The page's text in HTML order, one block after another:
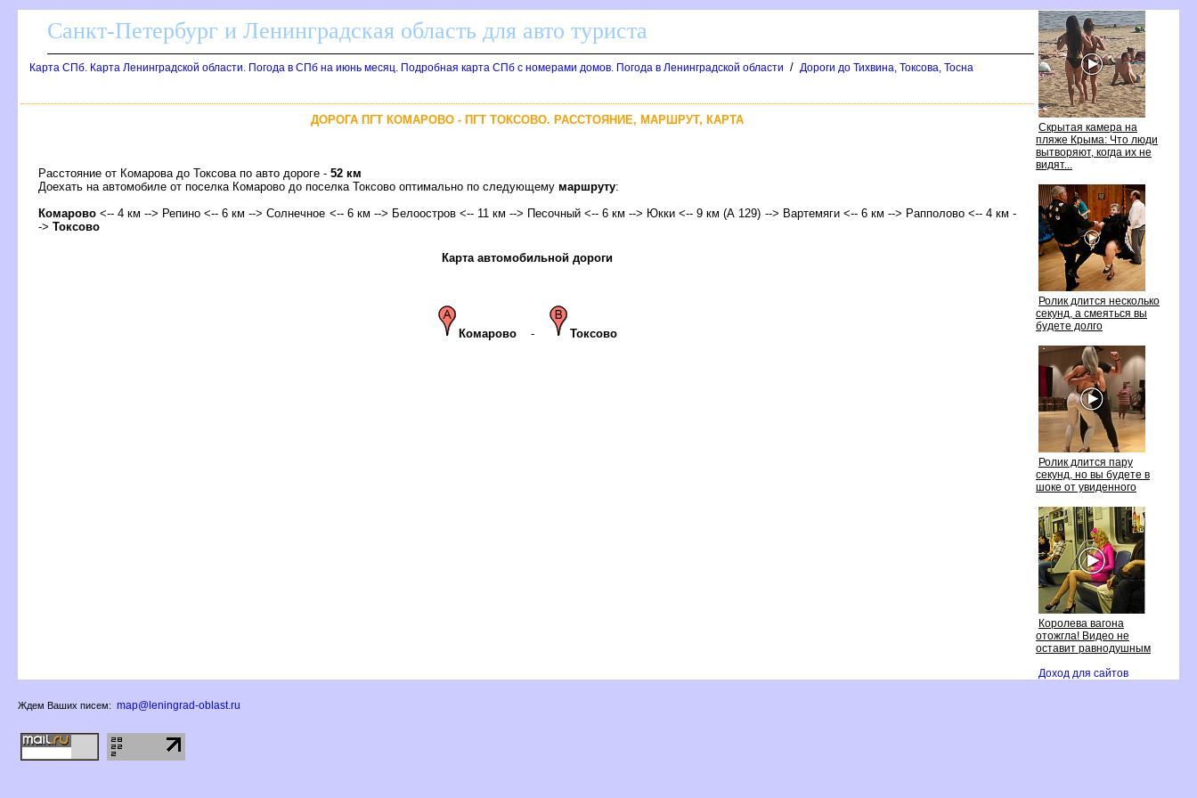
Скрытая камера на
пляже Крыма: Что люди
ытворяют, когда их не
идят...
Ролик длится несколько
секунд, а смеяться вы
удете долго
Ролик длится пару
секунд, но вы будете
шоке от увиденного
Королева вагона
отожгла! Видео не
оставит равнодушным
Доход для сайто
Санкт-Петербург и Ленинградская область для авто туриста
Карта СПб. Карта Ленинградской области. Погода в СПб на июнь месяц. Подробная карта СПб с номерами домов. Погода в Ленинградской области / Дороги до Тихвина, Токсова, Тосна
ДОРОГА ПГТ КОМАРОВО - ПГТ ТОКСОВО. РАССТОЯНИЕ, МАРШРУТ, КАРТА
Расстояние от Комарова до Токсова по авто дороге - 52 км
Доехать на автомобиле от поселка Комарово до поселка Токсово оптимально по следующему маршруту:
Комарово <-- 4 км --> Репино <-- 6 км --> Солнечное <-- 6 км --> Белоостров <-- 11 км --> Песочный <-- 6 км --> Юкки <-- 9 км (А 129) --> Вартемяги <-- 6 км --> Рапполово <-- 4 км -
-> Токсово
Карта автомобильной дороги
Комарово - Токсово
Ждем Ваших писем: map@leningrad-oblast.ru